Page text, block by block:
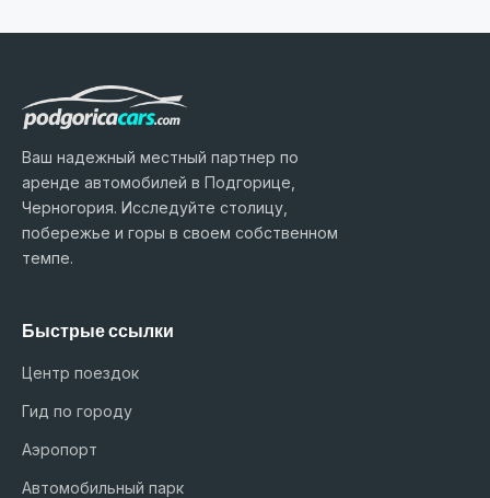
Ваш надежный местный партнер по
аренде автомобилей в Подгорице,
Черногория. Исследуйте столицу,
побережье и горы в своем собственном
темпе.
Быстрые ссылки
Центр поездок
Гид по городу
Аэропорт
Автомобильный парк